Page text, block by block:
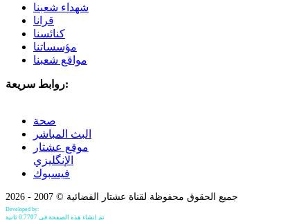
شهداء شعبنا
قرانا
كنائسنا
مؤسساتنا
مواقع شعبنا
روابط سريعة:
صحة
البث المباشر
موقع عشتار
الإنگليزي
فيسبوك
جميع الحقوق محفوظة لقناة عشتار الفضائية © 2007 - 2026
Developed by:
تم إنشاء هذه الصفحة في 0.7707 ثانية